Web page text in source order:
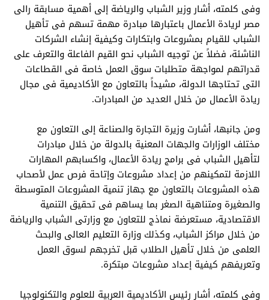
وفى كلمته، أشار وزير الشباب والرياضة إلى أهمية مسابقة رالى
مصر لريادة الأعمال باعتبارها مبادرة مهمة تسهم فى تأهيل
الشباب للقيام بمشروعات وابتكارات وكيفية إنشاء الشركات
الناشئة، فضلاً عن توجيه الشباب نحو القيم الفاعلة والتعرف على
قدراتهم لمواجهة متطلبات سوق العمل خاصة فى القطاعات
التى تحتاجها الدولة، مشيداً بالتعاون مع الأكاديمية فى مجال
ريادة الأعمال من خلال العديد من المبادرات.
ومن جانبها، أشارت وزيرة التجارة والصناعة إلى التعاون مع
مختلف الوزارات والجهات المعنية بالدولة من خلال مبادرات
لتأهيل الشباب فى برامج ريادة الأعمال، واكسابهم المهارات
اللازمة لتمكينهم من إعداد مشروعات وإتاحة فرص عمل لأصحاب
هذه المشروعات بالتعاون مع جهاز تنمية المشروعات المتوسطة
والصغيرة ومتناهية الصغر بما يساهم فى تحقيق التنمية
الاقتصادية، مستعرضة نماذج للتعاون مع وزارتى الشباب والرياضة
من خلال مراكز الشباب، وكذلك وزارة التعليم العالى والبحث
العلمى من خلال تأهيل الطلاب قبل تخرجهم لسوق العمل
وتعريفهم كيفية إعداد مشروعات مبتكرة.
وفى كلمته، أشار رئيس الأكاديمية العربية للعلوم والتكنولوجيا